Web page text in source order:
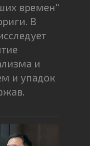
времен"
В
и
и упадок